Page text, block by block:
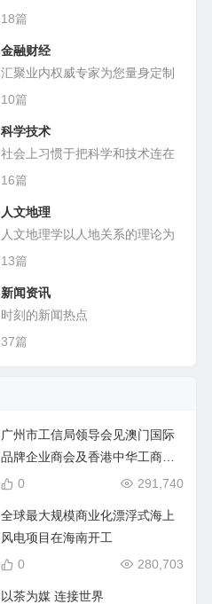
测、导购
18篇
金融财经
汇聚业内权威专家为您量身定制
10篇
科学技术
社会上习惯于把科学和技术连在
一起
16篇
人文地理
人文地理学以人地关系的理论为
基础，探讨各种人文现象的地理
13篇
新闻资讯
时刻的新闻热点
37篇
广州市工信局领导会见澳门国际
品牌企业商会及香港中华工商总
会代表
291,740
0
全球最大规模商业化漂浮式海上
风电项目在海南开工
280,703
0
以茶为媒 连接世界